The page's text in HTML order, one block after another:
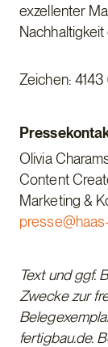
exzellenter
Nachhaltigkeit
Zeichen:
Olivia
Content
Marketing &
Text und ggf.
Zwecke zur
fertigbau.de.